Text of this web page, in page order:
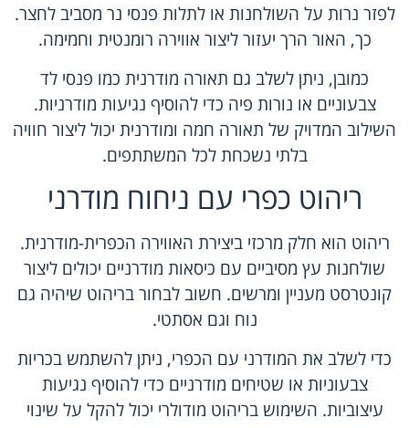
לפזר נרות על השולחנות או לתלות פנסי נר מסביב לחצר.
כך, האור הרך יעזור ליצור אווירה רומנטית וחמימה.
כמובן, ניתן לשלב גם תאורה מודרנית כמו פנסי לד
צבעוניים או נורות פיה כדי להוסיף נגיעות מודרניות.
השילוב המדויק של תאורה חמה ומודרנית יכול ליצור חוויה
בלתי נשכחת לכל המשתתפים.
ריהוט כפרי עם ניחוח מודרני
ריהוט הוא חלק מרכזי ביצירת האווירה הכפרית-מודרנית.
שולחנות עץ מסיביים עם כיסאות מודרניים יכולים ליצור
קונטרסט מעניין ומרשים. חשוב לבחור בריהוט שיהיה גם
נוח וגם אסתטי.
כדי לשלב את המודרני עם הכפרי, ניתן להשתמש בכריות
צבעוניות או שטיחים מודרניים כדי להוסיף נגיעות
עיצוביות. השימוש בריהוט מודולרי יכול להקל על שינוי